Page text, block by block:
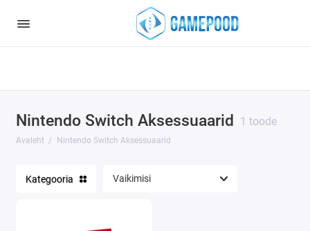
: Undefined index: HTTP_ACCEPT_LANGUAGE in
/var/www/virt98583/data/www/gamepood.ee/catalog/controller/
Nintendo Switch Aksessuaarid 1 toode
Avaleht Nintendo Switch Aksessuaarid
Kategooria